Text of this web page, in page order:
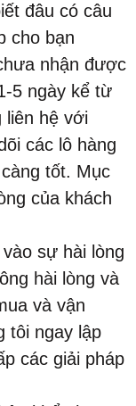
đâu có câu
cho bạn
nhận được
5 ngày kể từ
liên hệ với
các lô hàng
tốt. Mục
của khách
sự hài lòng
hài lòng và
và vận
tôi ngay lập
các giải pháp